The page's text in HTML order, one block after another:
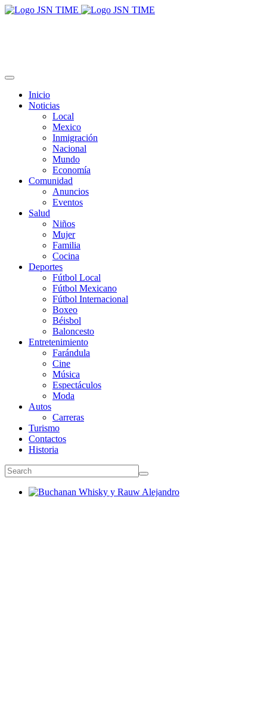
Inicio
Noticias
Local
Mexico
Inmigración
Nacional
Mundo
Economía
Comunidad
Anuncios
Eventos
Salud
Niños
Mujer
Familia
Cocina
Deportes
Fútbol Local
Fútbol Mexicano
Fútbol Internacional
Boxeo
Béisbol
Baloncesto
Entretenimiento
Farándula
Cine
Música
Espectáculos
Moda
Autos
Carreras
Turismo
Contactos
Historia